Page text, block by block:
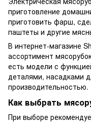
приготовление
приготовить фарш,
паштеты и другие
В интернет-магазине
ассортимент
есть модели с
деталями, насадками
производительностью.
Как выбрать
При выборе